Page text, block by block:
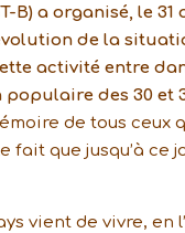
a organisé, le 31
de la
activité entre
des 30 et
de tous ceux
que jusqu’à ce
vient de vivre, en